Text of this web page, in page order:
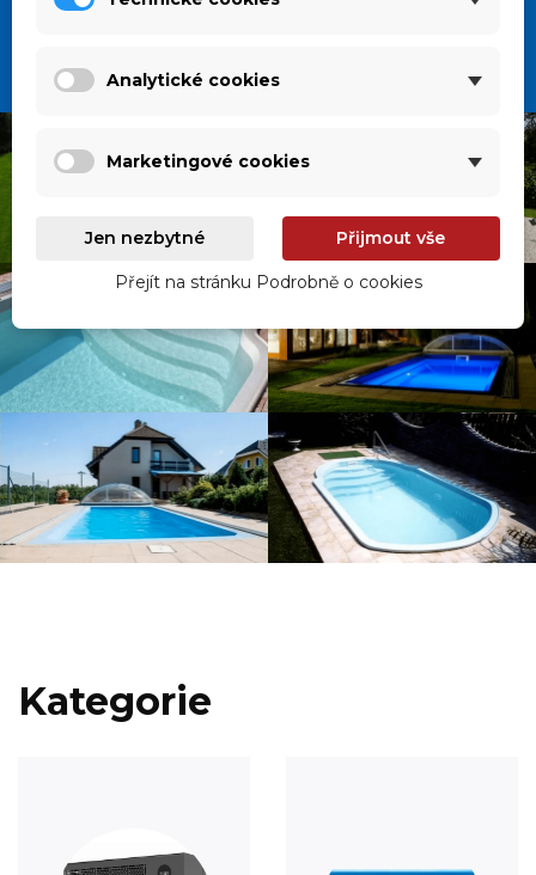
Kategorie
Analytické cookies
Marketingové cookies
Jen nezbytné Přijmout vše
Přejít na stránku Podrobně o cookies